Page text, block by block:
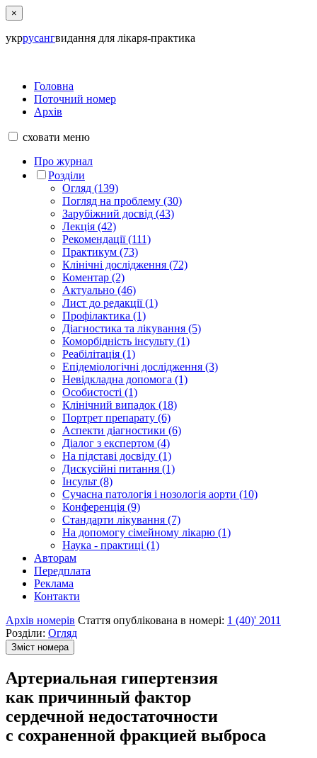
×
укррусангвидання для лікаря-практика
Головна
Поточний номер
Архів
сховати меню
Про журнал
Розділи
Огляд (139)
Погляд на проблему (30)
Зарубіжний досвід (43)
Лекція (42)
Рекомендації (111)
Практикум (73)
Клінічні дослідження (72)
Коментар (2)
Актуально (46)
Лист до редакції (1)
Профілактика (1)
Діагностика та лікування (5)
Коморбідність інсульту (1)
Реабілітація (1)
Епідеміологічні дослідження (3)
Невідкладна допомога (1)
Особистості (1)
Клінічний випадок (18)
Портрет препарату (6)
Аспекти діагностики (6)
Діалог з експертом (4)
На підставі досвіду (1)
Дискусійні питання (1)
Інсульт (8)
Сучасна патологія і нозологія аорти (10)
Конференція (9)
Стандарти лікування (7)
На допомогу сімейному лікарю (1)
Наука - практиці (1)
Авторам
Передплата
Реклама
Контакти
Архів номерів Стаття опублікована в номері: 1 (40)' 2011
Розділи: Огляд
Зміст номера
Артериальная гипертензия
как причинный фактор
сердечной недостаточности
с сохраненной фракцией выброса